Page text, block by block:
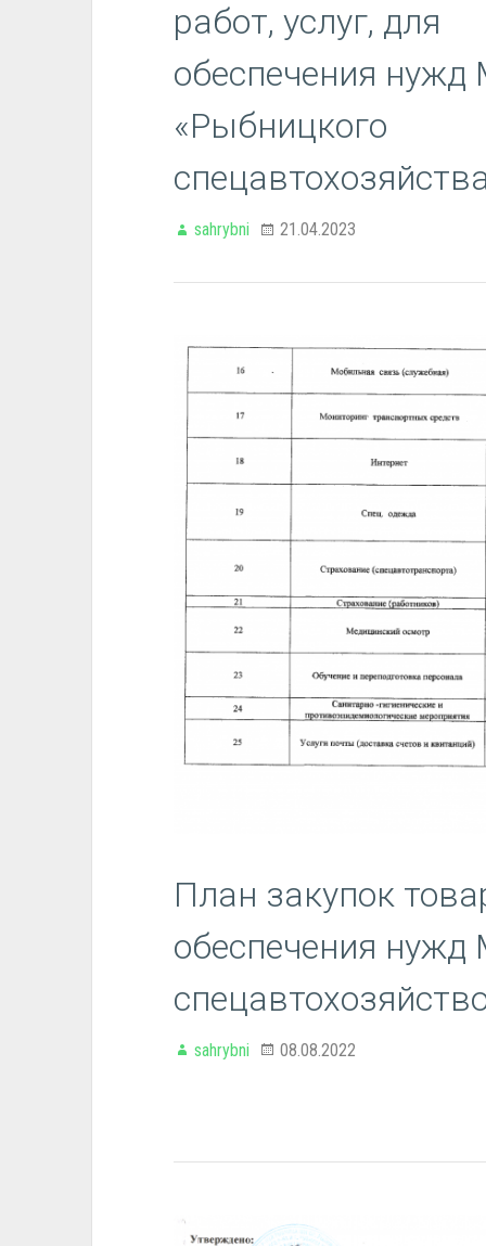
работ, услуг, для
обеспечения
«Рыбницкого
sahrybni 21.04.2023
План закупок
обеспечения
sahrybni 08.08.2022